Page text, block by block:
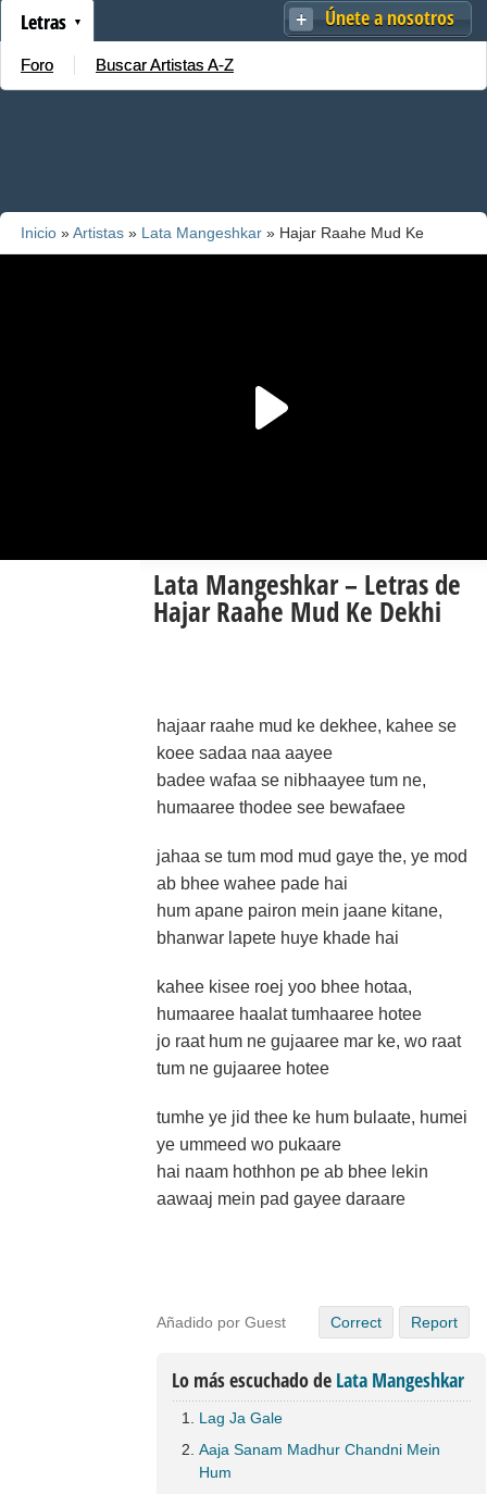
Únete a nosotros
Letras
Foro Buscar Artistas A-Z
Inicio »Artistas » Lata Mangeshkar » Hajar Raahe Mud Ke
Lata Mangeshkar – Letras de
Hajar Raahe Mud Ke Dekhi
hajaar raahe mud ke dekhee, kahee se
koee sadaa naa aayee
badee wafaa se nibhaayee tum ne,
humaaree thodee see bewafaee
jahaa se tum mod mud gaye the, ye mod
ab bhee wahee pade hai
hum apane pairon mein jaane kitane,
bhanwar lapete huye khade hai
kahee kisee roej yoo bhee hotaa,
humaaree haalat tumhaaree hotee
jo raat hum ne gujaaree mar ke, wo raat
tum ne gujaaree hotee
tumhe ye jid thee ke hum bulaate, humei
ye ummeed wo pukaare
hai naam hothhon pe ab bhee lekin
aawaaj mein pad gayee daraare
Añadido por Guest Correct Report
Lo más escuchado de Lata Mangeshkar
Lag Ja Gale
Aaja Sanam Madhur Chandni Mein
Hum